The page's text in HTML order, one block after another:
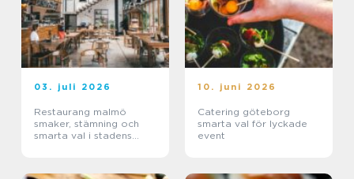
03. juli 2026
Restaurang malmö
smaker, stämning och
smarta val i stadens
10. juni 2026
Catering göteborg
smarta val för lyckade
event